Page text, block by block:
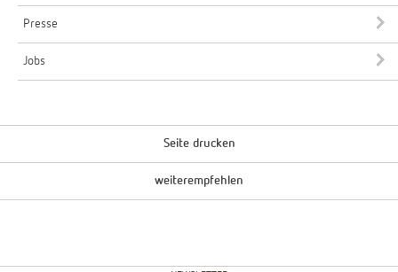
Presse
Jobs
Seite drucken
weiterempfehlen